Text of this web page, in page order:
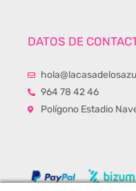
DATOS DE
964 78 42 46
Polígono Estadio